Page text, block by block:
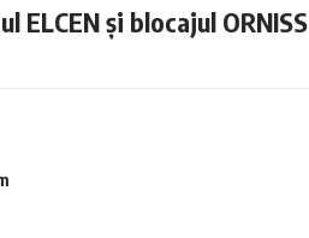
și blocajul ORNISS